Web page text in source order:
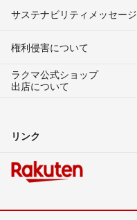
サステナビリティメッセージ
権利侵害について
ラクマ公式ショップ
出店について
リンク